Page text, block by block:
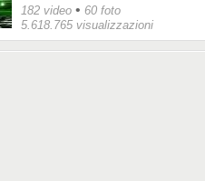
182 video • 60 foto
5.618.765 visualizzazioni